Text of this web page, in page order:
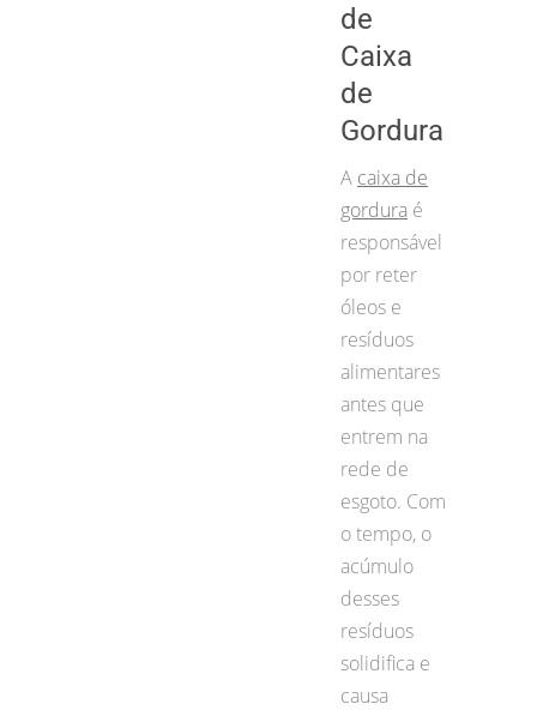
de
Caixa
de
Gordura
A caixa de
gordura é
responsável
por reter
óleos e
resíduos
alimentares
antes que
entrem na
rede de
esgoto. Com
o tempo, o
acúmulo
desses
resíduos
solidifica e
causa